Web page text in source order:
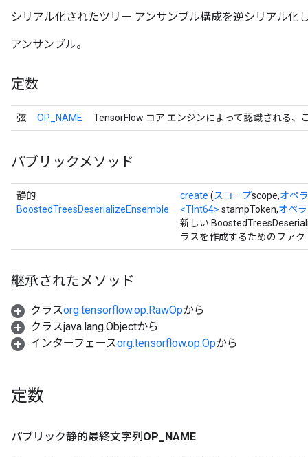
シリアル化されたツリー アンサンブル構成を逆シリアル化
アンサンブル。
定数
弦 OP_NAME TensorFlow コア エンジンによって認識される、
パブリックメソッド
静的
BoostedTreesDeserializeEnsemble
create (スコープscope,オペ
<TInt64> stampToken,オペ
新しい
ラスを作成するためのファ
継承されたメソッド
クラスorg.tensorflow.op.RawOpから
クラスjava.lang.Objectから
インターフェースorg.tensorflow.op.Opから
定数
パブリック静的最終文字列OP NAME